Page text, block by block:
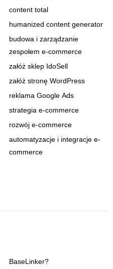
content total
humanized content generator
budowa i zarządzanie
zespołem e-commerce
załóż sklep IdoSell
załóż stronę WordPress
reklama Google Ads
strategia e-commerce
rozwój e-commerce
automatyzacje i integracje e-
commerce
BaseLinker?